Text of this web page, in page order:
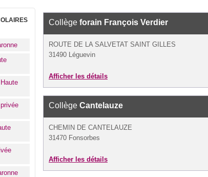
Collège forain François Verdier
ROUTE DE LA SALVETAT SAINT GILLES
31490 Léguevin
Afficher les détails
Collège Cantelauze
CHEMIN DE CANTELAUZE
31470 Fonsorbes
Afficher les détails